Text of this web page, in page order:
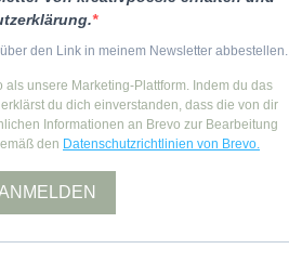
den Link in meinem Newsletter abbestellen.
als unsere Marketing-Plattform. Indem du das
du dich einverstanden, dass die von dir
Informationen an Brevo zur Bearbeitung
den Datenschutzrichtlinien von Brevo.